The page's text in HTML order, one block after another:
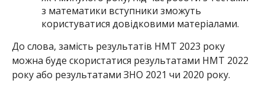
з математики вступники зможуть
користуватися довідковими матеріалами.
До слова, замість результатів НМТ 2023 року
можна буде скористатися результатами НМТ 2022
року або результатами ЗНО 2021 чи 2020 року.